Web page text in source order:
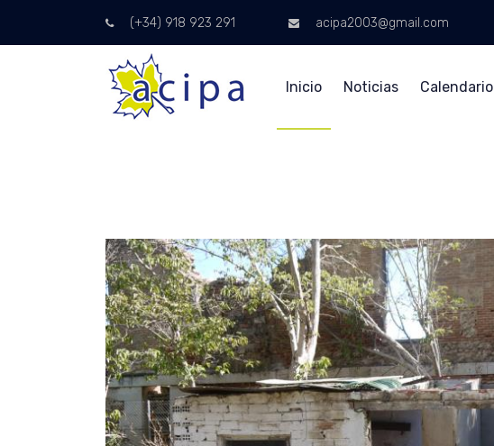
(+34) 918 923 291 acipa2003@gmail.com
Inicio Noticias Calendario